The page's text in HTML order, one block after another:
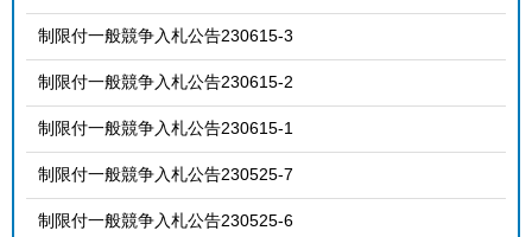
制限付一般競争入札公告230615-3
制限付一般競争入札公告230615-2
制限付一般競争入札公告230615-1
制限付一般競争入札公告230525-7
制限付一般競争入札公告230525-6